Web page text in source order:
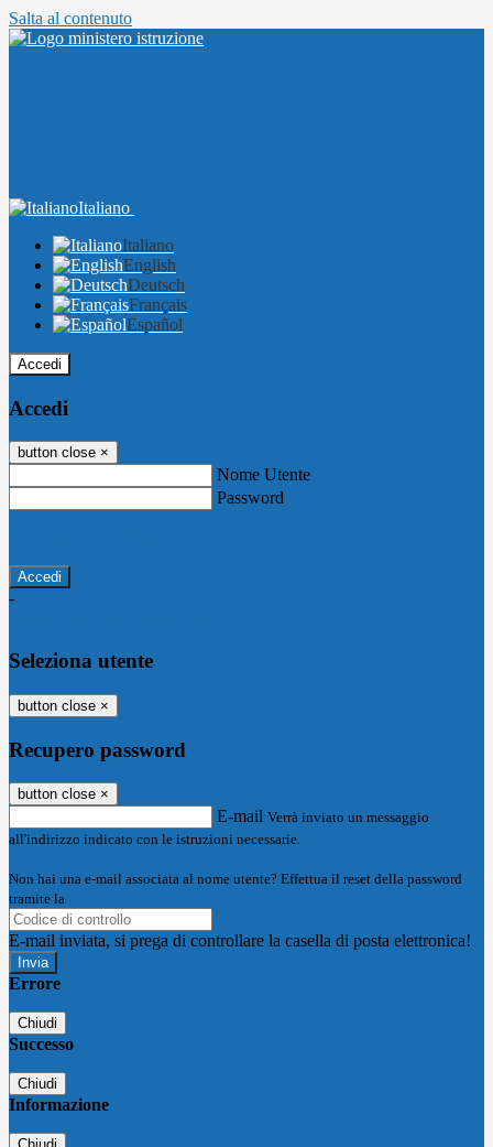
Salta al contenuto
Italiano
Italiano
English
Deutsch
Français
Español
Accedi
Accedi
button close ×
Nome Utente
Password
-
Seleziona utente
button close ×
Recupero password
button close ×
E-mail Verrà inviato un messaggio
all'indirizzo indicato con le istruzioni necessarie.
Non hai una e-mail associata al nome utente? Effettua il reset della password
tramite la
E-mail inviata, si prega di controllare la casella di posta elettronica!
Errore
Chiudi
Successo
Chiudi
Informazione